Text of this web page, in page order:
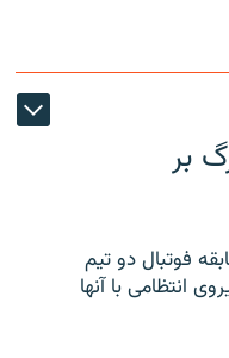
بر
فوتبال دو تیم
انتظامی با آنها